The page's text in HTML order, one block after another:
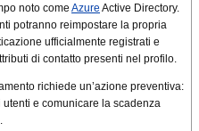
noto come Azure Active Directory.
potranno reimpostare la propria
ufficialmente registrati e
di contatto presenti nel profilo.
richiede un’azione preventiva:
e comunicare la scadenza